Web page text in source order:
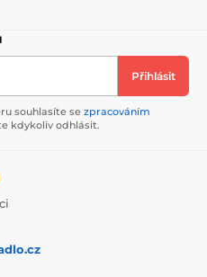
Přihlásit
souhlasíte se zpracováním
kdykoliv odhlásit.